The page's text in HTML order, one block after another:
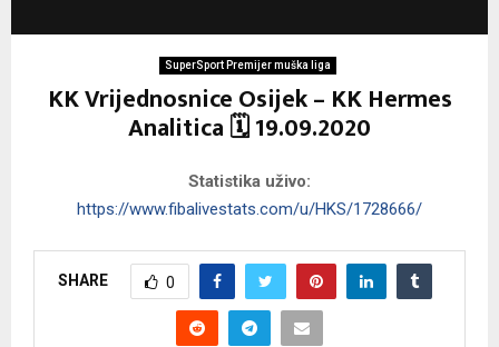
SuperSport Premijer muška liga
KK Vrijednosnice Osijek – KK Hermes
Analitica 🗓 19.09.2020
Statistika uživo:
https://www.fibalivestats.com/u/HKS/1728666/
SHARE 0